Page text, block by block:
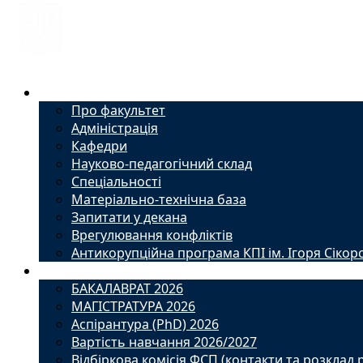
Про факультет
Адміністрація
Кафедри
Науково-педагогічний склад
Спеціальності
Матеріально-технічна база
Запитати у декана
Врегулювання конфліктів
Антикорупційна програма КПІ ім. Ігоря
БАКАЛАВРАТ 2026
МАГІСТРАТУРА 2026
Аспірантура (PhD) 2026
Вартість навчання 2026/2027